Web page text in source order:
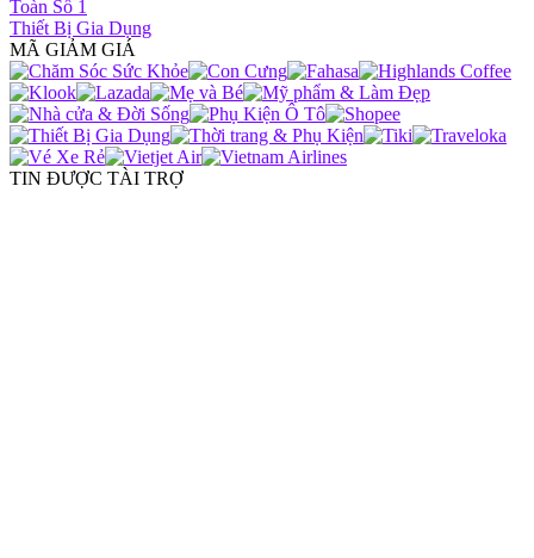
Toàn Số 1
Thiết Bị Gia Dụng
MÃ GIẢM GIÁ
TIN ĐƯỢC TÀI TRỢ